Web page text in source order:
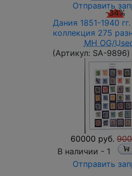
Отправить
-34%
Дания 1851-1940
коллекция 275
MH OG/
(Артикул: SA-9896)
60000 руб.
В наличии - 1
Отправить